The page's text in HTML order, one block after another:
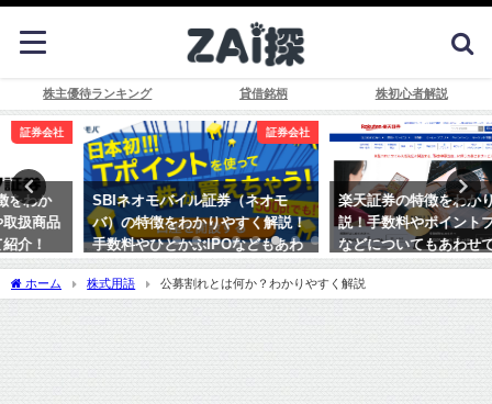
株主優待ランキング 貸借銘柄 株初心者解説
証券会社
SBIネオモバイル証券（ネオモ
バ）の特徴をわかりやすく解説！
手数料やひとかぶIPOなどもあわ
せて紹介！
証券会社
楽天証券の特徴をわかりやすく解
説！手数料やポイントプログラム
などについてもあわせて紹介！
ホーム 株式用語 公募割れとは何か？わかりやすく解説